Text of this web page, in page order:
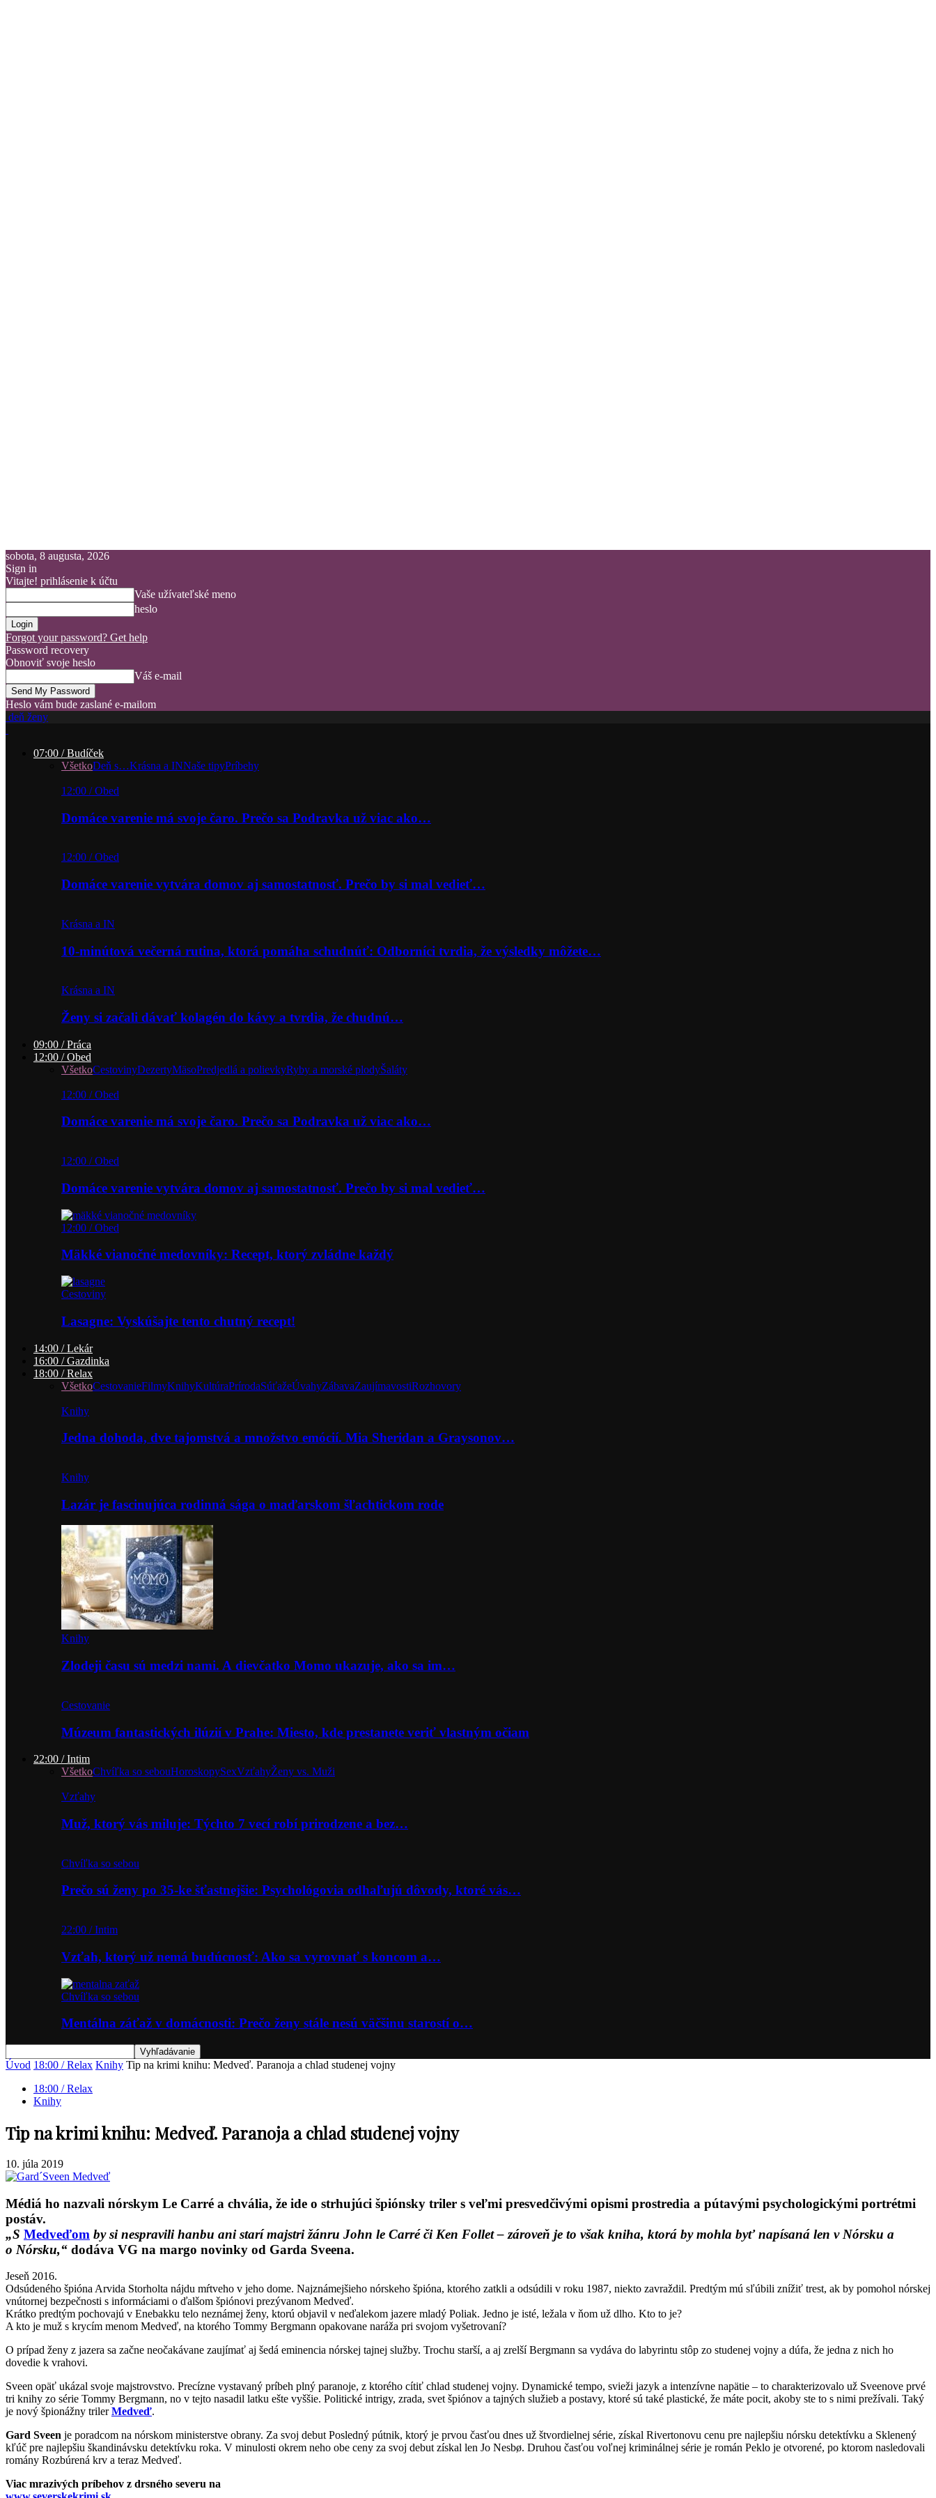
sobota, 8 augusta, 2026
Sign in
Vitajte! prihlásenie k účtu
Vaše užívateľské meno
heslo
Forgot your password? Get help
Password recovery
Obnoviť svoje heslo
Váš e-mail
Heslo vám bude zaslané e-mailom
deň ženy
07:00 / Budíček
VšetkoDeň s…Krásna a INNaše tipyPríbehy
12:00 / Obed
Domáce varenie má svoje čaro. Prečo sa Podravka už viac ako…
12:00 / Obed
Domáce varenie vytvára domov aj samostatnosť. Prečo by si mal vedieť…
Krásna a IN
10-minútová večerná rutina, ktorá pomáha schudnúť: Odborníci tvrdia, že výsledky môžete…
Krásna a IN
Ženy si začali dávať kolagén do kávy a tvrdia, že chudnú…
09:00 / Práca
12:00 / Obed
VšetkoCestovinyDezertyMäsoPredjedlá a polievkyRyby a morské plodyŠaláty
12:00 / Obed
Domáce varenie má svoje čaro. Prečo sa Podravka už viac ako…
12:00 / Obed
Domáce varenie vytvára domov aj samostatnosť. Prečo by si mal vedieť…
12:00 / Obed
Mäkké vianočné medovníky: Recept, ktorý zvládne každý
Cestoviny
Lasagne: Vyskúšajte tento chutný recept!
14:00 / Lekár
16:00 / Gazdinka
18:00 / Relax
VšetkoCestovanieFilmyKnihyKultúraPrírodaSúťažeÚvahyZábavaZaujímavostiRozhovory
Knihy
Jedna dohoda, dve tajomstvá a množstvo emócií. Mia Sheridan a Graysonov…
Knihy
Lazár je fascinujúca rodinná sága o maďarskom šľachtickom rode
Knihy
Zlodeji času sú medzi nami. A dievčatko Momo ukazuje, ako sa im…
Cestovanie
Múzeum fantastických ilúzií v Prahe: Miesto, kde prestanete veriť vlastným očiam
22:00 / Intim
VšetkoChvíľka so sebouHoroskopySexVzťahyŽeny vs. Muži
Vzťahy
Muž, ktorý vás miluje: Týchto 7 vecí robí prirodzene a bez…
Chvíľka so sebou
Prečo sú ženy po 35-ke šťastnejšie: Psychológovia odhaľujú dôvody, ktoré vás…
22:00 / Intim
Vzťah, ktorý už nemá budúcnosť: Ako sa vyrovnať s koncom a…
Chvíľka so sebou
Mentálna záťaž v domácnosti: Prečo ženy stále nesú väčšinu starostí o…
Úvod 18:00 / Relax Knihy Tip na krimi knihu: Medveď. Paranoja a chlad studenej vojny
18:00 / Relax
Knihy
Tip na krimi knihu: Medveď. Paranoja a chlad studenej vojny
10. júla 2019
Médiá ho nazvali nórskym Le Carré a chvália, že ide o strhujúci špiónsky triler s veľmi presvedčivými opismi prostredia a pútavými psychologickými portrétmi
postáv.
„S Medveďom by si nespravili hanbu ani starí majstri žánru John le Carré či Ken Follet – zároveň je to však kniha, ktorá by mohla byť napísaná len v Nórsku a
o Nórsku,“ dodáva VG na margo novinky od Garda Sveena.
Jeseň 2016.
Odsúdeného špióna Arvida Storholta nájdu mŕtveho v jeho dome. Najznámejšieho nórskeho špióna, ktorého zatkli a odsúdili v roku 1987, niekto zavraždil. Predtým mú sľúbili znížiť trest, ak by pomohol nórskej
vnútornej bezpečnosti s informáciami o ďalšom špiónovi prezývanom Medveď.
Krátko predtým pochovajú v Enebakku telo neznámej ženy, ktorú objavil v neďalekom jazere mladý Poliak. Jedno je isté, ležala v ňom už dlho. Kto to je?
A kto je muž s krycím menom Medveď, na ktorého Tommy Bergmann opakovane naráža pri svojom vyšetrovaní?
O prípad ženy z jazera sa začne neočakávane zaujímať aj šedá eminencia nórskej tajnej služby. Trochu starší, a aj zrelší Bergmann sa vydáva do labyrintu stôp zo studenej vojny a dúfa, že jedna z nich ho
dovedie k vrahovi.
Sveen opäť ukázal svoje majstrovstvo. Precízne vystavaný príbeh plný paranoje, z ktorého cítiť chlad studenej vojny. Dynamické tempo, svieži jazyk a intenzívne napätie – to charakterizovalo už Sveenove prvé
tri knihy zo série Tommy Bergmann, no v tejto nasadil latku ešte vyššie. Politické intrigy, zrada, svet špiónov a tajných služieb a postavy, ktoré sú také plastické, že máte pocit, akoby ste to s nimi prežívali. Taký
je nový špionážny trilerMedveď.
Gard Sveen je poradcom na nórskom ministerstve obrany. Za svoj debut Posledný pútnik, ktorý je prvou časťou dnes už štvordielnej série, získal Rivertonovu cenu pre najlepšiu nórsku detektívku a Sklenený
kľúč pre najlepšiu škandinávsku detektívku roka. V minulosti okrem neho obe ceny za svoj debut získal len Jo Nesbø. Druhou časťou voľnej kriminálnej série je román Peklo je otvorené, po ktorom nasledovali
romány Rozbúrená krv a teraz Medveď.
Viac mrazivých príbehov z drsného severu na